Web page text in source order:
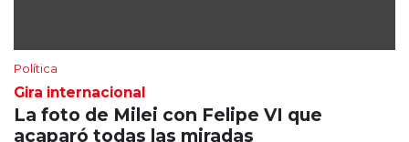
Política
Gira internacional
La foto de Milei con Felipe VI que
acaparó todas las miradas